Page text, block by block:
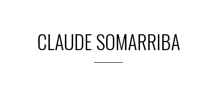
CLAUDE SOMARRIBA